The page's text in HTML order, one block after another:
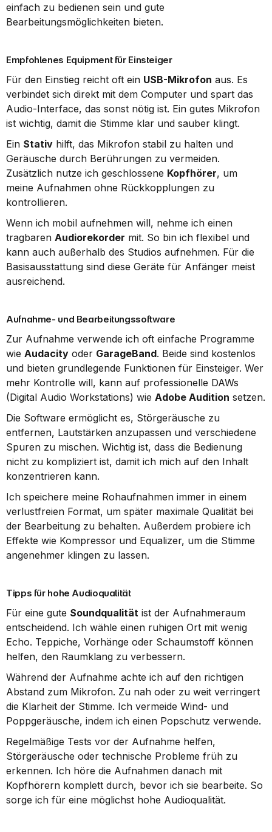
einfach zu bedienen sein und gute
Bearbeitungsmöglichkeiten bieten.
Empfohlenes Equipment für Einsteiger
Für den Einstieg reicht oft ein USB-Mikrofon aus. Es
verbindet sich direkt mit dem Computer und spart das
Audio-Interface, das sonst nötig ist. Ein gutes Mikrofon
ist wichtig, damit die Stimme klar und sauber klingt.
Ein Stativ hilft, das Mikrofon stabil zu halten und
Geräusche durch Berührungen zu vermeiden.
Zusätzlich nutze ich geschlossene Kopfhörer, um
meine Aufnahmen ohne Rückkopplungen zu
kontrollieren.
Wenn ich mobil aufnehmen will, nehme ich einen
tragbaren Audiorekorder mit. So bin ich flexibel und
kann auch außerhalb des Studios aufnehmen. Für die
Basisausstattung sind diese Geräte für Anfänger meist
ausreichend.
Aufnahme- und Bearbeitungssoftware
Zur Aufnahme verwende ich oft einfache Programme
wie Audacity oder GarageBand. Beide sind kostenlos
und bieten grundlegende Funktionen für Einsteiger. Wer
mehr Kontrolle will, kann auf professionelle DAWs
(Digital Audio Workstations) wie Adobe Audition setzen.
Die Software ermöglicht es, Störgeräusche zu
entfernen, Lautstärken anzupassen und verschiedene
Spuren zu mischen. Wichtig ist, dass die Bedienung
nicht zu kompliziert ist, damit ich mich auf den Inhalt
konzentrieren kann.
Ich speichere meine Rohaufnahmen immer in einem
verlustfreien Format, um später maximale Qualität bei
der Bearbeitung zu behalten. Außerdem probiere ich
Effekte wie Kompressor und Equalizer, um die Stimme
angenehmer klingen zu lassen.
Tipps für hohe Audioqualität
Für eine gute Soundqualität ist der Aufnahmeraum
entscheidend. Ich wähle einen ruhigen Ort mit wenig
Echo. Teppiche, Vorhänge oder Schaumstoff können
helfen, den Raumklang zu verbessern.
Während der Aufnahme achte ich auf den richtigen
Abstand zum Mikrofon. Zu nah oder zu weit verringert
die Klarheit der Stimme. Ich vermeide Wind- und
Poppgeräusche, indem ich einen Popschutz verwende.
Regelmäßige Tests vor der Aufnahme helfen,
Störgeräusche oder technische Probleme früh zu
erkennen. Ich höre die Aufnahmen danach mit
Kopfhörern komplett durch, bevor ich sie bearbeite. So
sorge ich für eine möglichst hohe Audioqualität.